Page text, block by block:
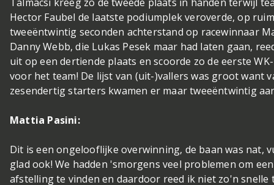
Hector Faubel de laatste podiumplek veroverde, op ruim
tweeëntwintig seconden achterstand op racewinnaar
Danny Webb, die Lukas Pesek maar had laten gaan,
uit op een dertiende plaats en scoorde zo de eerste
voor het team! De lijst van (uit-)vallers was groot want
zesendertig starters kwamen er maar tweeëntwintig
Mattia Pasini:
Dit is een ongelooflijke overwinning, de baan was nat,
glad ook! We hadden 'smorgens veel problemen om
afstelling te vinden en daardoor reed ik niet zo'n snelle